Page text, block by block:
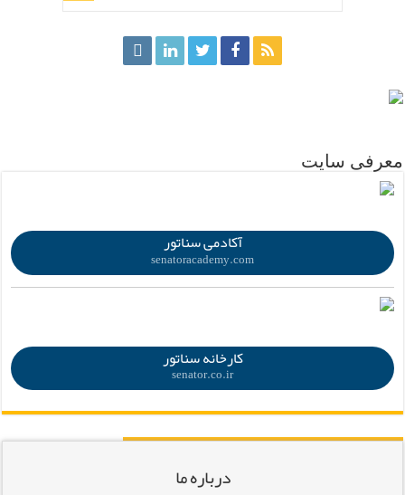
معرفی سایت
آکادمی سناتور
senatoracademy.com
کارخانه سناتور
senator.co.ir
درباره ما